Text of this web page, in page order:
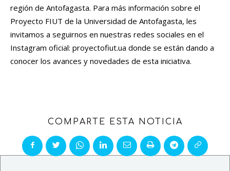
región de Antofagasta. Para más información sobre el
Proyecto FIUT de la Universidad de Antofagasta, les
invitamos a seguirnos en nuestras redes sociales en el
Instagram oficial: proyectofiut.ua donde se están dando a
conocer los avances y novedades de esta iniciativa.
COMPARTE ESTA NOTICIA